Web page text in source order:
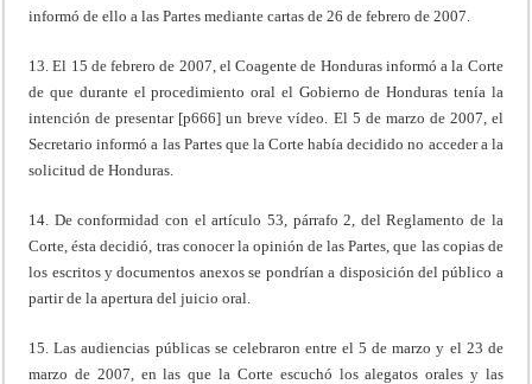
informó de ello a las Partes mediante cartas de 26 de febrero de 2007.
13. El 15 de febrero de 2007, el Coagente de Honduras informó a la Corte
de que durante el procedimiento oral el Gobierno de Honduras tenía la
intención de presentar [p666] un breve vídeo. El 5 de marzo de 2007, el
Secretario informó a las Partes que la Corte había decidido no acceder a la
solicitud de Honduras.
14. De conformidad con el artículo 53, párrafo 2, del Reglamento de la
Corte, ésta decidió, tras conocer la opinión de las Partes, que las copias de
los escritos y documentos anexos se pondrían a disposición del público a
partir de la apertura del juicio oral.
15. Las audiencias públicas se celebraron entre el 5 de marzo y el 23 de
marzo de 2007, en las que la Corte escuchó los alegatos orales y las